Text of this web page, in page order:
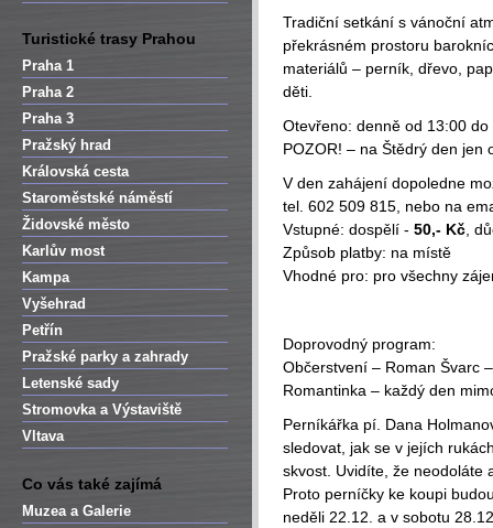
Turistické trasy Prahou
Praha 1
Praha 2
Praha 3
Pražský hrad
Královská cesta
Staroměstské náměstí
Židovské město
Karlův most
Kampa
Vyšehrad
Petřín
Pražské parky a zahrady
Letenské sady
Stromovka a Výstaviště
Vltava
Co vás také zajímá
Muzea a Galerie
Tradiční setkání s vánoční
překrásném prostoru
materiálů – perník, dřevo,
děti.
Otevřeno: denně od 13:00 do
POZOR! – na Štědrý den jen
V den zahájení dopoledne
tel. 602 509 815, nebo na
Vstupné: dospělí - 50,- Kč ,
Způsob platby: na místě
Vhodné pro: pro všechny
Doprovodný program:
Občerstvení – Roman Švarc
Romantinka – každý den
Perníkářka pí. Dana
sledovat, jak se v jejích
skvost. Uvidíte, že neodoláte
Proto perníčky ke koupi
neděli 22.12. a v sobotu